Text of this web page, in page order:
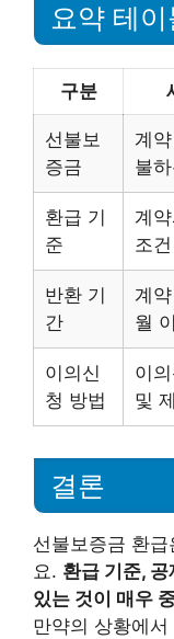
요약 테이
구분
선불보
증금
계
불
환급 기
준
계
조건
반환 기
간
계
월
이의신
청 방법
이
및
결론
선불보증금 환
요. 환급 기준,
있는 것이 매우
만약의 상황에